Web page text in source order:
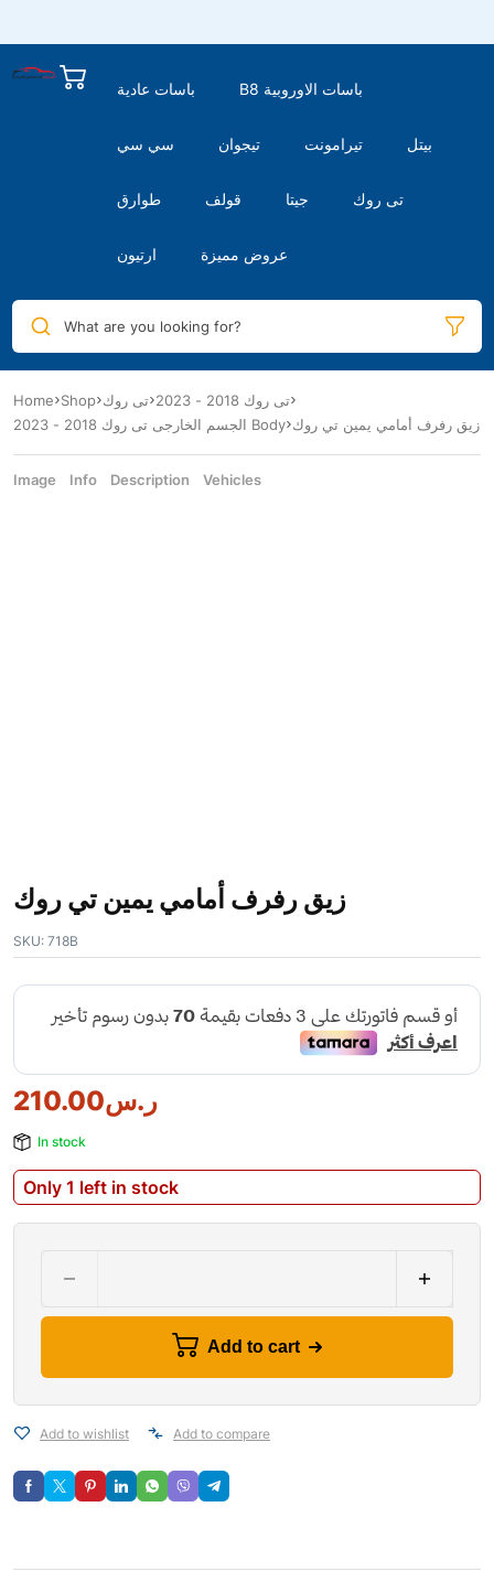
باسات عادية B8 باسات الاوروبية
سي سي تيجوان تيرامونت بيتل
طوارق قولف جيتا تى روك
ارتيون عروض مميزة
What are you looking for?
Home Shop تى روك
تى روك 2018 - 2023
الجسم الخارجى تى روك 2018 - 2023 Body زيق رفرف أمامي يمين تي روك
Image Info Description Vehicles
زيق رفرف أمامي يمين تي روك
SKU: 718B
ر.س210.00
In stock
Only 1 left in stock
Add to cart
Add to wishlist Add to compare